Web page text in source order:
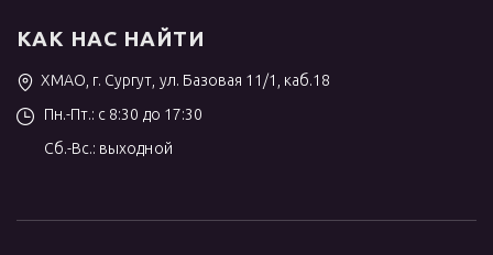
КАК НАС НАЙТИ
ХМАО, г. Сургут, ул. Базовая 11/1, каб.18
Пн.-Пт.: с 8:30 до 17:30
Сб.-Вс.: выходной